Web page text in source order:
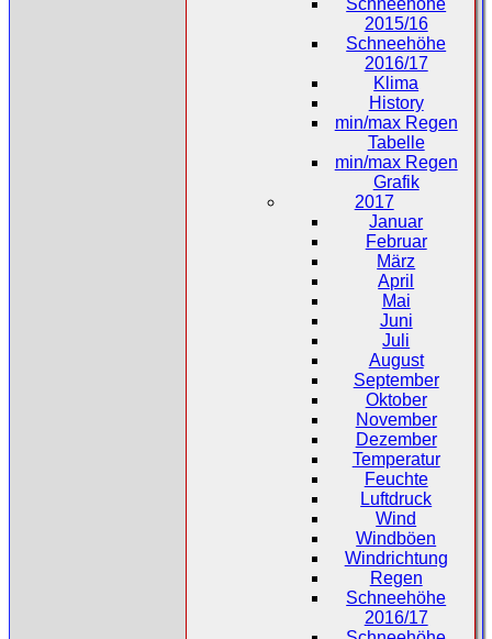
2015/16
Schneehöhe
2016/17
Klima
History
min/max Regen
Tabelle
min/max Regen
Grafik
2017
Januar
Februar
März
April
Mai
Juni
Juli
August
September
Oktober
November
Dezember
Temperatur
Feuchte
Luftdruck
Wind
Windböen
Windrichtung
Regen
Schneehöhe
2016/17